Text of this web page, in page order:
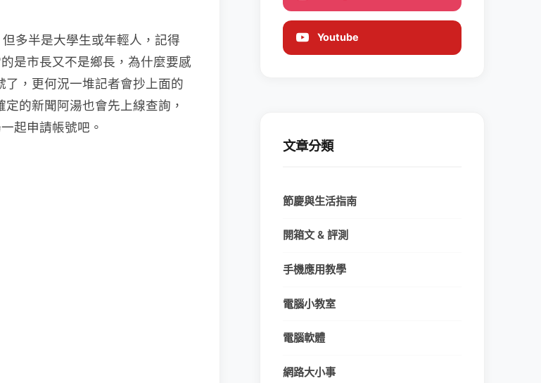
多半是大學生或年輕人，記得
是市長又不是鄉長，為什麼要感
，更何況一堆記者會抄上面的
的新聞阿湯也會先上線查詢，
起申請帳號吧。
Youtube
文章分類
節慶與生活指南
開箱文 & 評測
手機應用教學
電腦小教室
電腦軟體
網路大小事